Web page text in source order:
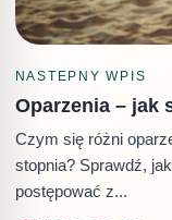
NASTEPNY WPIS
Oparzenia – jak
Czym się różni
stopnia? Sprawdź,
postępować z...